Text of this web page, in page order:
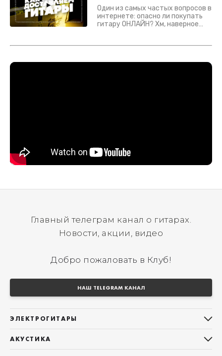
Один из самых частых вопросов в
интернете: опасно ли покупать
гитару ОНЛАЙН? Хм, наверное
застрахован. Случись что -
Главный телеграм канал о гитарах.
Новости, акции, видео
Добро пожаловать в Клуб!
НАШ TELEGRAM КАНАЛ
ЭЛЕКТРОГИТАРЫ
АКУСТИКА